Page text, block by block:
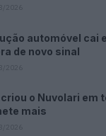
automóvel cai
de novo sinal
o Nuvolari em
mais